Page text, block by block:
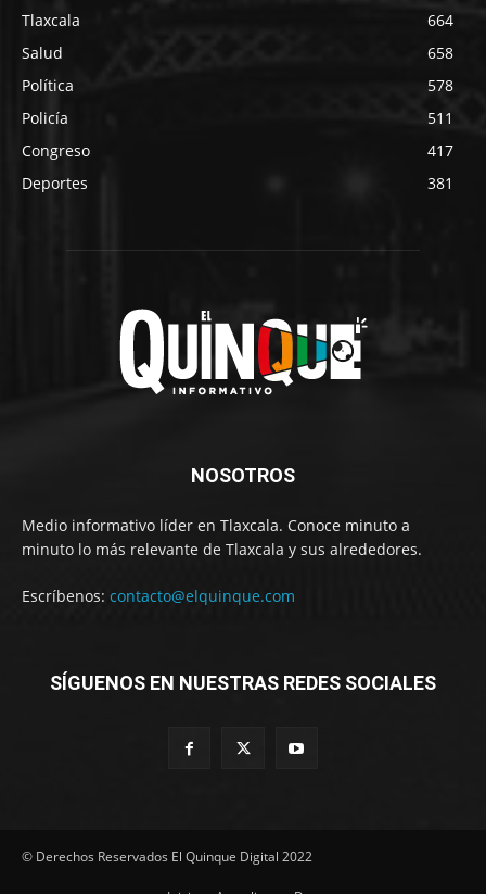
Tlaxcala
664
Salud
658
Política
578
Policía
511
Congreso
417
Deportes
381
NOSOTROS
Medio informativo líder en Tlaxcala. Conoce minuto a
minuto lo más relevante de Tlaxcala y sus alrededores.
Escríbenos: contacto@elquinque.com
SÍGUENOS EN NUESTRAS REDES SOCIALES
© Derechos Reservados El Quinque Digital 2022